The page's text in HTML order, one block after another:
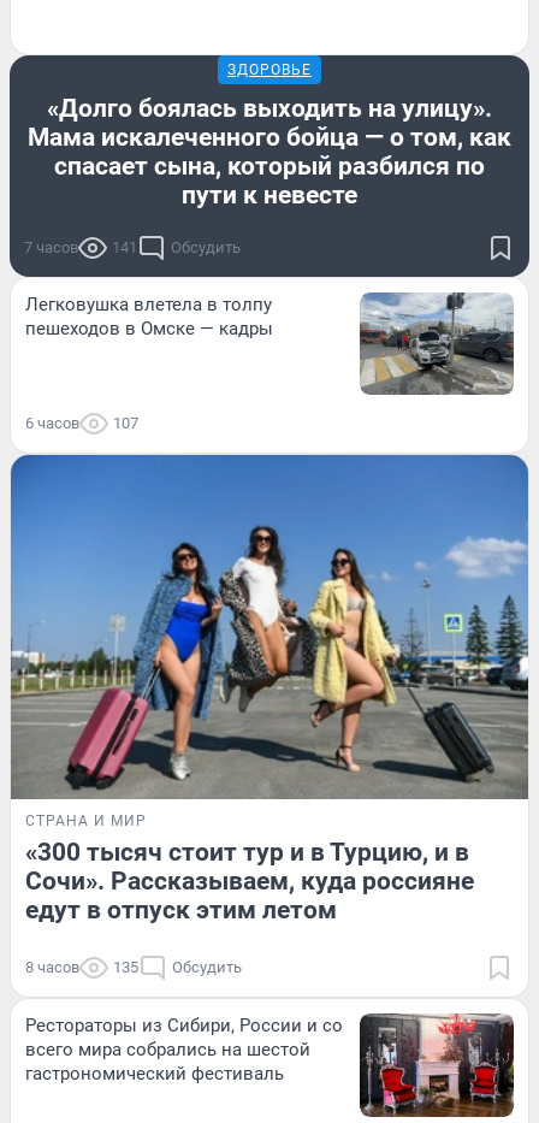
ЗДОРОВЬЕ
«Долго боялась выходить на улицу».
Мама искалеченного бойца — о том, как
спасает сына, который разбился по
пути к невесте
7 часов 141 Обсудить
Легковушка влетела в толпу
пешеходов в Омске — кадры
6 часов 107
СТРАНА И МИР
«300 тысяч стоит тур и в Турцию, и в
Сочи». Рассказываем, куда россияне
едут в отпуск этим летом
8 часов 135 Обсудить
Рестораторы из Сибири, России и со
всего мира собрались на шестой
гастрономический фестиваль